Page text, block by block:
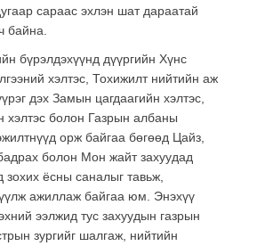
сараас эхлэн шат дараатай
байна.
бүрэлдэхүүнд дүүргийн Хүнс
хэлтэс, Тохижилт нийтийн аж
дэх Замын цагдаагийн хэлтэс,
хэлтэс болон Газрын албаны
орж байгаа бөгөөд Цайз,
болон Мон жайт захуудад
зохих ёсны саналыг тавьж,
ажиллаж байгаа юм. Энэхүү
ээлжид тус захуудын газрын
зургийг шалгаж, нийтийн